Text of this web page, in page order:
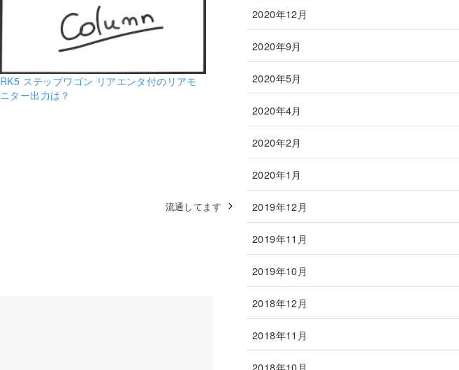
RK5 ステップワゴン リアエンタ付のリアモ
ニター出力は？
流通してます
2020年12月
2020年9月
2020年5月
2020年4月
2020年2月
2020年1月
2019年12月
2019年11月
2019年10月
2018年12月
2018年11月
2018年10月